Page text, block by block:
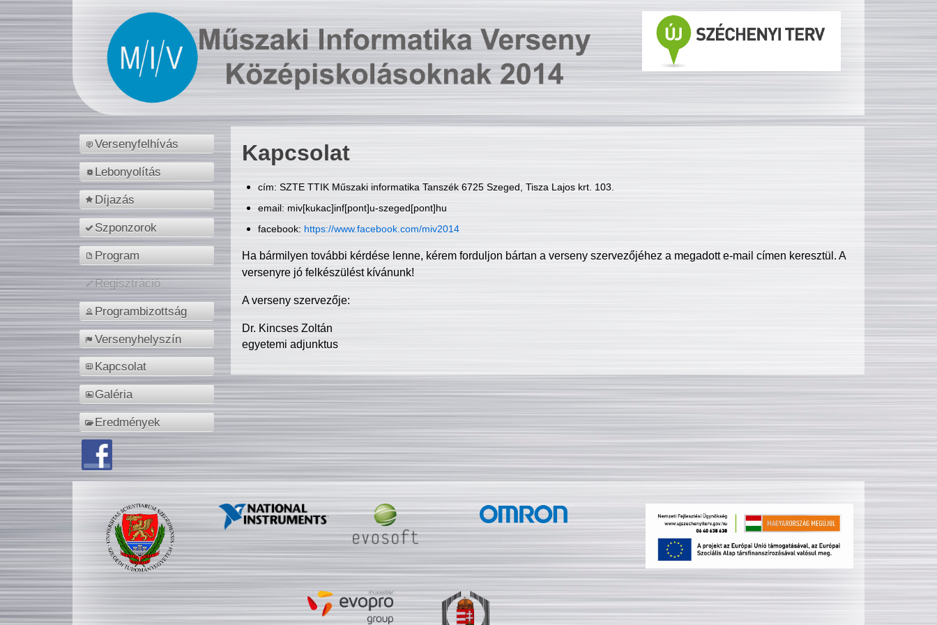
Versenyfelhívás
Lebonyolítás
Díjazás
Szponzorok
Program
Regisztráció
Programbizottság
Versenyhelyszín
Kapcsolat
Galéria
Eredmények
Kapcsolat
cím: SZTE TTIK Műszaki informatika Tanszék 6725 Szeged, Tisza Lajos krt. 103.
email: miv[kukac]inf[pont]u-szeged[pont]hu
facebook: https://www.facebook.com/miv2014
Ha bármilyen további kérdése lenne, kérem forduljon bártan a verseny szervezőjéhez a megadott e-mail címen keresztül. A
versenyre jó felkészülést kívánunk!
A verseny szervezője:
Dr. Kincses Zoltán
egyetemi adjunktus